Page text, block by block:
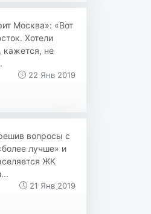
Москва»: «Вот
Хотели
кажется, не
22 Янв 2019
вопросы с
лучше» и
ЖК
21 Янв 2019